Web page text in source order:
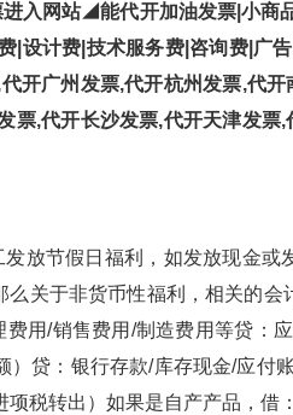
入网站◢能代开加油发票|小商
|设计费|技术服务费|咨询费|广
开广州发票,代开杭州发票,代
票,代开长沙发票,代开天津发
发放节假日福利，如发放现金
于非货币性福利，相关的会
：管理费用/销售费用/制造费用等贷
：银行存款/库存现金/应付账款
出）如果是自产产品，借